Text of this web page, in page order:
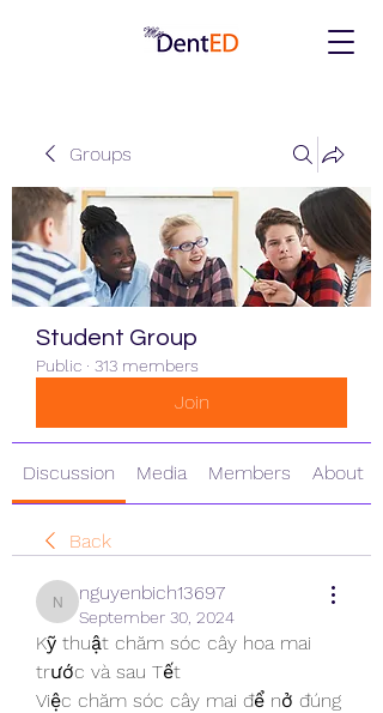
Groups
Student Group
Public · 313 members
Join
Discussion Media Members About
Back
nguyenbich13697
nguyenbich13697
September 30, 2024
Kỹ thuật chăm sóc cây hoa mai
trước và sau Tết
Việc chăm sóc cây mai để nở đúng